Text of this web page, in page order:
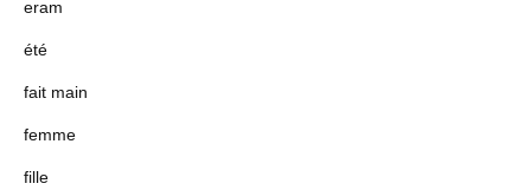
eram
été
fait main
femme
fille